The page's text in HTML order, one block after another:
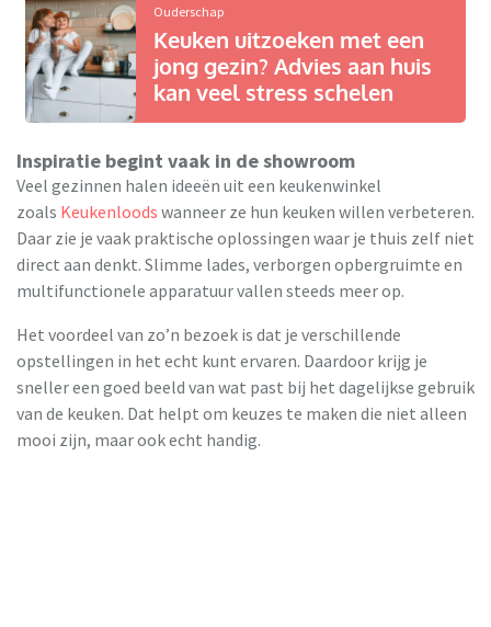
Ouderschap
Keuken uitzoeken met een
jong gezin? Advies aan huis
kan veel stress schelen
Inspiratie begint vaak in de showroom
Veel gezinnen halen ideeën uit een keukenwinkel
zoals Keukenloods wanneer ze hun keuken willen verbeteren.
Daar zie je vaak praktische oplossingen waar je thuis zelf niet
direct aan denkt. Slimme lades, verborgen opbergruimte en
multifunctionele apparatuur vallen steeds meer op.
Het voordeel van zo’n bezoek is dat je verschillende
opstellingen in het echt kunt ervaren. Daardoor krijg je
sneller een goed beeld van wat past bij het dagelijkse gebruik
van de keuken. Dat helpt om keuzes te maken die niet alleen
mooi zijn, maar ook echt handig.